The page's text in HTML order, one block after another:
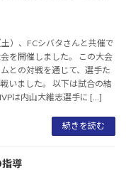
）、FCシバタさんと共催で
を開催しました。 この大会
との対戦を通じて、選手た
いました。 以下は試合の結
は内山大維志選手に […]
続きを読む
指導